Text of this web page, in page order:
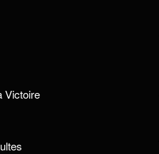
Victoire